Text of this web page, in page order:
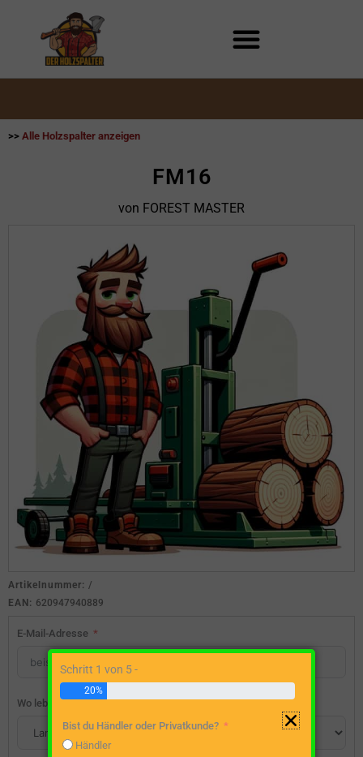
>> Alle Holzspalter anzeigen
FM16
von FOREST MASTER
Artikelnummer: /
EAN: 620947940889
E-Mail-Adresse
Wo lebst du?
Schritt 1 von 5 -
20%
Bist du Händler oder Privatkunde?
Händler